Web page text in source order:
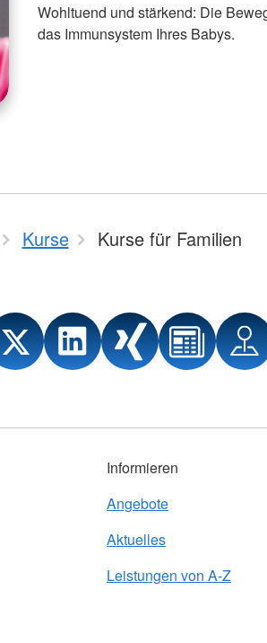
Wohltuend und stärkend: Die
das Immunsystem Ihres Babys.
Kurse Kurse für Familien
Informieren
Angebote
Aktuelles
Leistungen von A-Z